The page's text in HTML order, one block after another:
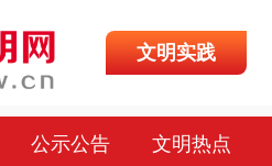
文明实践
公示公告 文明热点